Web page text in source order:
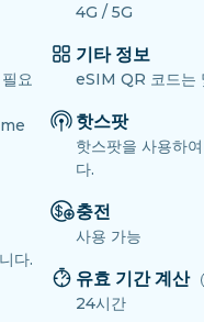
요
다.
4G / 5G
기타 정보
eSIM QR 코드는
핫스팟
핫스팟을 사용하
다.
충전
사용 가능
유효 기간 계산
24시간